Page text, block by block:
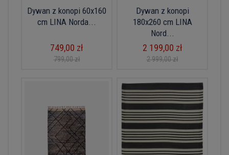
Dywan z konopi 60x160
cm LINA Norda...
749,00 zł
799,00 zł
Dywan z konopi
180x260 cm LINA
Nord...
2 199,00 zł
2 999,00 zł